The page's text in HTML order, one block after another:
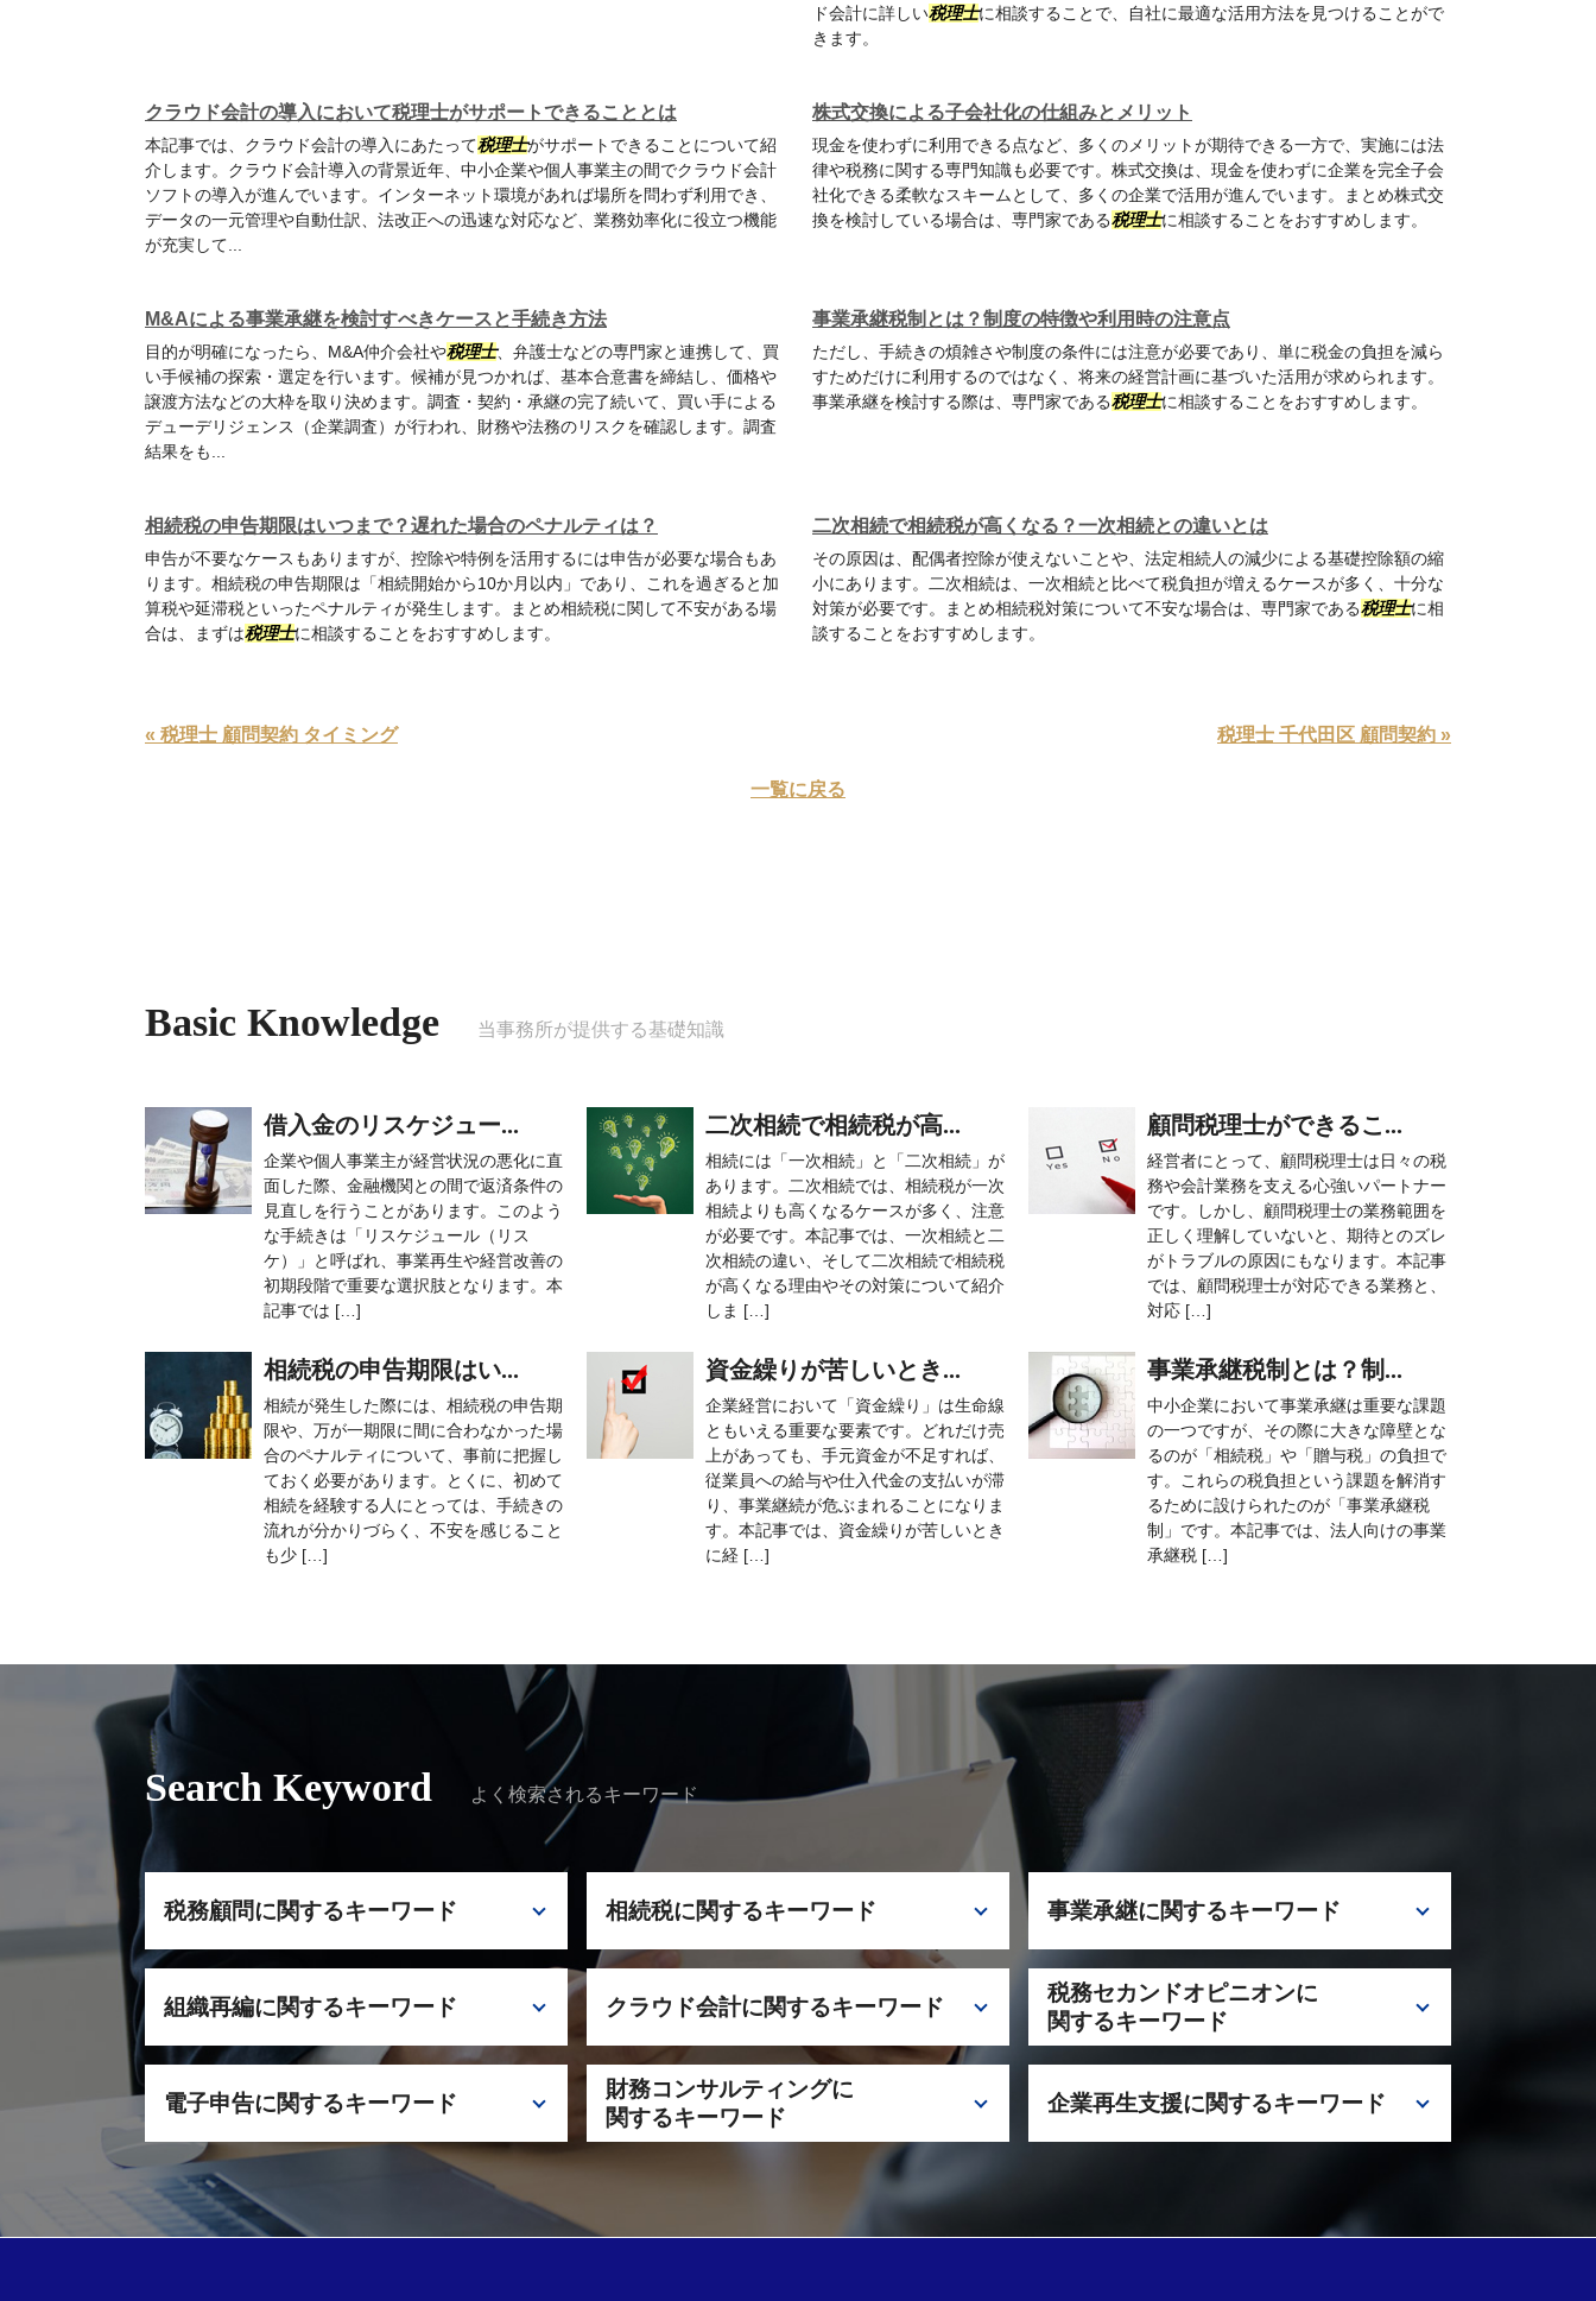
ド会計に詳しい税理士に相談することで、自社に最適な活用方法を見つけることがで
きます。
クラウド会計の導入において税理士がサポートできることとは
本記事では、クラウド会計の導入にあたって税理士がサポートできることについて紹
介します。クラウド会計導入の背景近年、中小企業や個人事業主の間でクラウド会計
ソフトの導入が進んでいます。インターネット環境があれば場所を問わず利用でき、
データの一元管理や自動仕訳、法改正への迅速な対応など、業務効率化に役立つ機能
が充実して...
株式交換による子会社化の仕組みとメリット
現金を使わずに利用できる点など、多くのメリットが期待できる一方で、実施には法
律や税務に関する専門知識も必要です。株式交換は、現金を使わずに企業を完全子会
社化できる柔軟なスキームとして、多くの企業で活用が進んでいます。まとめ株式交
換を検討している場合は、専門家である税理士に相談することをおすすめします。
M&Aによる事業承継を検討すべきケースと手続き方法
目的が明確になったら、M&A仲介会社や税理士、弁護士などの専門家と連携して、買
い手候補の探索・選定を行います。候補が見つかれば、基本合意書を締結し、価格や
譲渡方法などの大枠を取り決めます。調査・契約・承継の完了続いて、買い手による
デューデリジェンス（企業調査）が行われ、財務や法務のリスクを確認します。調査
結果をも...
事業承継税制とは？制度の特徴や利用時の注意点
ただし、手続きの煩雑さや制度の条件には注意が必要であり、単に税金の負担を減ら
すためだけに利用するのではなく、将来の経営計画に基づいた活用が求められます。
事業承継を検討する際は、専門家である税理士に相談することをおすすめします。
相続税の申告期限はいつまで？遅れた場合のペナルティは？
申告が不要なケースもありますが、控除や特例を活用するには申告が必要な場合もあ
ります。相続税の申告期限は「相続開始から10か月以内」であり、これを過ぎると加
算税や延滞税といったペナルティが発生します。まとめ相続税に関して不安がある場
合は、まずは税理士に相談することをおすすめします。
二次相続で相続税が高くなる？一次相続との違いとは
その原因は、配偶者控除が使えないことや、法定相続人の減少による基礎控除額の縮
小にあります。二次相続は、一次相続と比べて税負担が増えるケースが多く、十分な
対策が必要です。まとめ相続税対策について不安な場合は、専門家である税理士に相
談することをおすすめします。
« 税理士 顧問契約 タイミング 税理士 千代田区 顧問契約 »
一覧に戻る
Basic Knowledge 当事務所が提供する基礎知識
借入金のリスケジュー...
企業や個人事業主が経営状況の悪化に直
面した際、金融機関との間で返済条件の
見直しを行うことがあります。このよう
な手続きは「リスケジュール（リス
ケ）」と呼ばれ、事業再生や経営改善の
初期段階で重要な選択肢となります。本
記事では […]
二次相続で相続税が高...
相続には「一次相続」と「二次相続」が
あります。二次相続では、相続税が一次
相続よりも高くなるケースが多く、注意
が必要です。本記事では、一次相続と二
次相続の違い、そして二次相続で相続税
が高くなる理由やその対策について紹介
しま […]
顧問税理士ができるこ...
経営者にとって、顧問税理士は日々の税
務や会計業務を支える心強いパートナー
です。しかし、顧問税理士の業務範囲を
正しく理解していないと、期待とのズレ
がトラブルの原因にもなります。本記事
では、顧問税理士が対応できる業務と、
対応 […]
相続税の申告期限はい...
相続が発生した際には、相続税の申告期
限や、万が一期限に間に合わなかった場
合のペナルティについて、事前に把握し
ておく必要があります。とくに、初めて
相続を経験する人にとっては、手続きの
流れが分かりづらく、不安を感じること
も少 […]
資金繰りが苦しいとき...
企業経営において「資金繰り」は生命線
ともいえる重要な要素です。どれだけ売
上があっても、手元資金が不足すれば、
従業員への給与や仕入代金の支払いが滞
り、事業継続が危ぶまれることになりま
す。本記事では、資金繰りが苦しいとき
に経 […]
事業承継税制とは？制...
中小企業において事業承継は重要な課題
の一つですが、その際に大きな障壁とな
るのが「相続税」や「贈与税」の負担で
す。これらの税負担という課題を解消す
るために設けられたのが「事業承継税
制」です。本記事では、法人向けの事業
承継税 […]
Search Keyword よく検索されるキーワード
税務顧問に関するキーワード
税理士 千代田区 顧問契約
税務顧問 税理士 依頼
税理士 顧問契約 タイミング
法人 税務調査
相続税に関するキーワード
相続税 申告期限
税理士 神奈川 相続税
税理士 栃木 相続税
小規模宅地 特例
事業承継に関するキーワード
事業承継 検討すべきケース
事業承継 税理士
事業承継 持株会社
税理士 千代田区 事業承継
M&A 税理士 栃木
事業承継税制 特徴
組織再編に関するキーワード
株式交換 子会社化 仕組み
組織再編 税理士 相談
会社分割 適格要件
クラウド会計に関するキーワード
クラウド会計 税理士 サポート
クラウド会計 税理士 千代田区
クラウド会計 導入
税務セカンドオピニオンに
関するキーワード
セカンドオピニオン 注意点
電子申告に関するキーワード
副業 税理士 相談
申告 税理士 栃木
副業 電子申請 ポイント
財務コンサルティングに
関するキーワード
コンサルティング 税理士 千代田区
企業再生支援に関するキーワード